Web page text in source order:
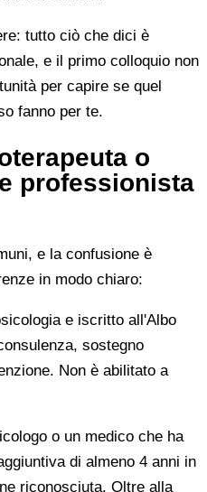
tutto ciò che dici è
e il primo colloquio non
per capire se quel
fanno per te.
o
professionista
e la confusione è
in modo chiaro:
e iscritto all'Albo
sostegno
Non è abilitato a
o un medico che ha
di almeno 4 anni in
riconosciuta. Oltre alla